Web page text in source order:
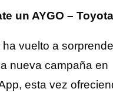
a
por parte